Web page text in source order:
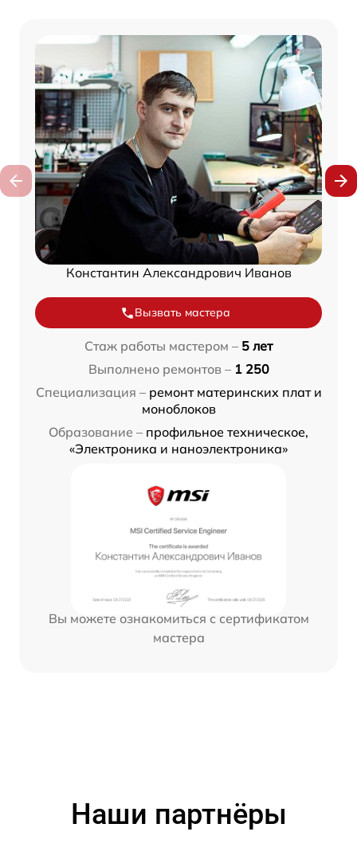
Константин Александрович Иванов
Вызвать мастера
Стаж работы мастером – 5 лет
Выполнено ремонтов – 1 250
Специализация – ремонт материнских плат и
моноблоков
Образование – профильное техническое,
«Электроника и наноэлектроника»
Вы можете ознакомиться с сертификатом
мастера
Наши партнёры